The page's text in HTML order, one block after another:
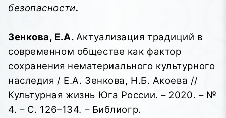
безопасности.
Зенкова, Е.А. Актуализация традиций в
современном обществе как фактор
сохранения нематериального культурного
наследия / Е.А. Зенкова, Н.Б. Акоева //
Культурная жизнь Юга России. – 2020. – №
4. – С. 126–134. – Библиогр.